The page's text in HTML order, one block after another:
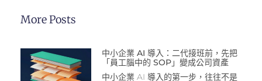
More Posts
中小企業 AI 導入：二代接班前，先把
「員工腦中的 SOP」變成公司資產
中小企業 AI 導入的第一步，往往不是